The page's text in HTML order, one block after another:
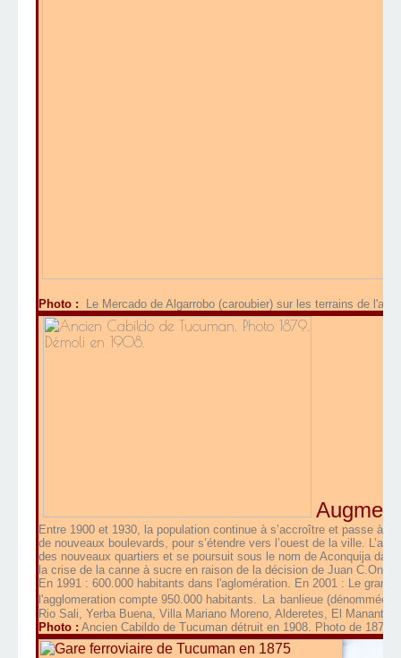
Photo : Le Mercado de Algarrobo (caroubier) sur les terrains de
Entre 1900 et 1930, la population continue à s’accroître et passe à
de nouveaux boulevards, pour s’étendre vers l’ouest de la ville.
des nouveaux quartiers et se poursuit sous le nom de Aconquija
la crise de la canne à sucre en raison de la décision de Juan
En 1991 : 600.000 habitants dans l'aglomération. En 2001 : Le
l'agglomeration compte 950.000 habitants. La banlieue (dénommée
Rio Sali, Yerba Buena, Villa Mariano Moreno, Alderetes, El Manantial.
Photo : Ancien Cabildo de Tucuman détruit en 1908. Photo de 1879.